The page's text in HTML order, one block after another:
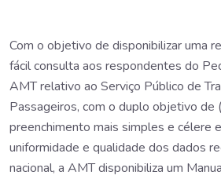
Com o objetivo de disponibilizar uma
fácil consulta aos respondentes do
AMT relativo ao Serviço Público de
Passageiros, com o duplo objetivo de
preenchimento mais simples e célere
uniformidade e qualidade dos dados
nacional, a AMT disponibiliza um